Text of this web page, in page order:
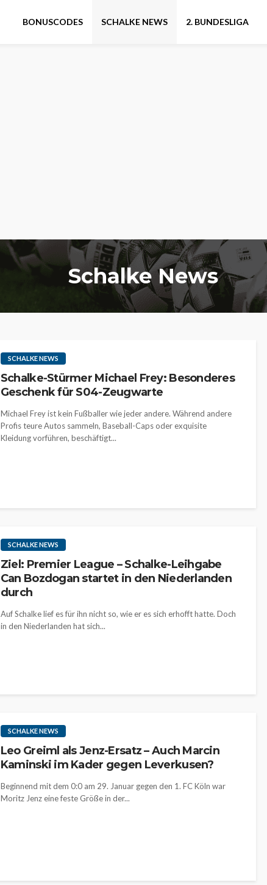
BONUSCODES SCHALKE NEWS 2. BUNDESLIGA
Schalke News
SCHALKE NEWS
Schalke-Stürmer Michael Frey: Besonderes
Geschenk für S04-Zeugwarte
Michael Frey ist kein Fußballer wie jeder andere. Während andere
Profis teure Autos sammeln, Baseball-Caps oder exquisite
Kleidung vorführen, beschäftigt...
SCHALKE NEWS
Ziel: Premier League – Schalke-Leihgabe
Can Bozdogan startet in den Niederlanden
durch
Auf Schalke lief es für ihn nicht so, wie er es sich erhofft hatte. Doch
in den Niederlanden hat sich...
SCHALKE NEWS
Leo Greiml als Jenz-Ersatz – Auch Marcin
Kaminski im Kader gegen Leverkusen?
Beginnend mit dem 0:0 am 29. Januar gegen den 1. FC Köln war
Moritz Jenz eine feste Größe in der...